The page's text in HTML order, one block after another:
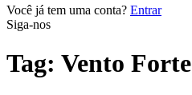
Você já tem uma conta? Entrar
Siga-nos
Tag: Vento Forte